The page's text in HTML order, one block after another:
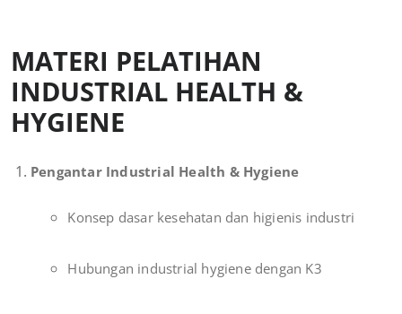
MATERI PELATIHAN
INDUSTRIAL HEALTH &
HYGIENE
Pengantar Industrial Health & Hygiene
Konsep dasar kesehatan dan higienis industri
Hubungan industrial hygiene dengan K3